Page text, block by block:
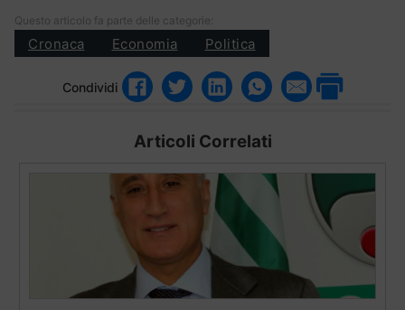
Questo articolo fa parte delle categorie:
Cronaca Economia Politica
Condividi
Articoli Correlati